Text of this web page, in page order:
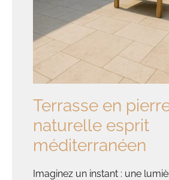
Terrasse en
naturelle esprit
méditerranéen
Imaginez un instant : une